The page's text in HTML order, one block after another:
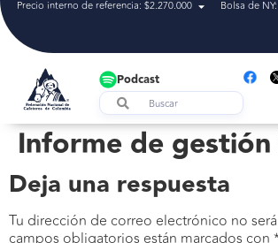
Precio interno de referencia: $2.270.000 Bolsa de
Podcast
Informe de
Deja una respuesta
Tu dirección de correo electrónico no